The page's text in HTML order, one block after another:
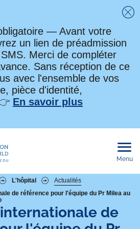
— Avant votre
un lien de préadmission
Merci de compléter
Sans réception de ce
avec l'ensemble de vos
pièce d'identité,
En savoir plus
Menu
L'hôpital
Actualités
de référence pour l'équipe du Pr Milea au
de